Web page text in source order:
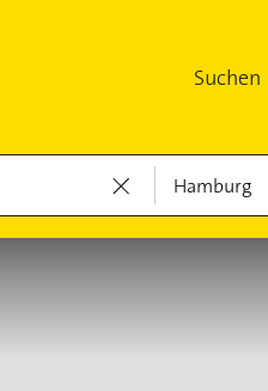
Suchen